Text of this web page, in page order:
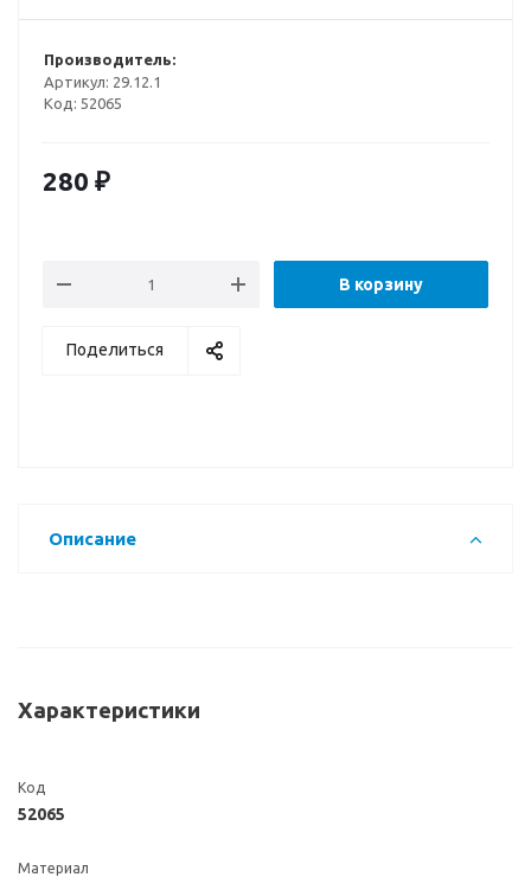
Производитель:
Артикул: 29.12.1
Код: 52065
280 ₽
В корзину
Поделиться
Описание
Характеристики
Код
52065
Материал